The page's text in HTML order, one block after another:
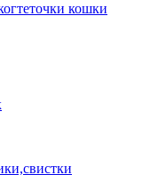
кошки